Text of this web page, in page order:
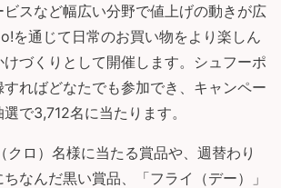
ビスなど幅広い分野で値上げの動きが広
を通じて日常のお買い物をより楽しん
づくりとして開催します。シュフーポ
ればどなたでも参加でき、キャンペー
で3,712名に当たります。
ロ）名様に当たる賞品や、週替わり
なんだ黒い賞品、「フライ（デー）」